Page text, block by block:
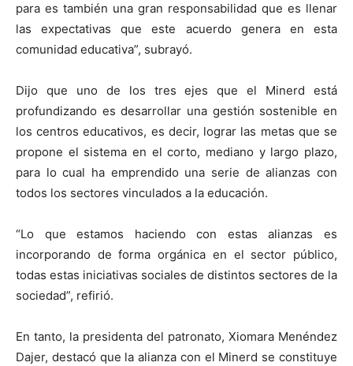
para es también una gran responsabilidad que es llenar
las expectativas que este acuerdo genera en esta
comunidad educativa”, subrayó.
Dijo que uno de los tres ejes que el Minerd está
profundizando es desarrollar una gestión sostenible en
los centros educativos, es decir, lograr las metas que se
propone el sistema en el corto, mediano y largo plazo,
para lo cual ha emprendido una serie de alianzas con
todos los sectores vinculados a la educación.
“Lo que estamos haciendo con estas alianzas es
incorporando de forma orgánica en el sector público,
todas estas iniciativas sociales de distintos sectores de la
sociedad”, refirió.
En tanto, la presidenta del patronato, Xiomara Menéndez
Dajer, destacó que la alianza con el Minerd se constituye